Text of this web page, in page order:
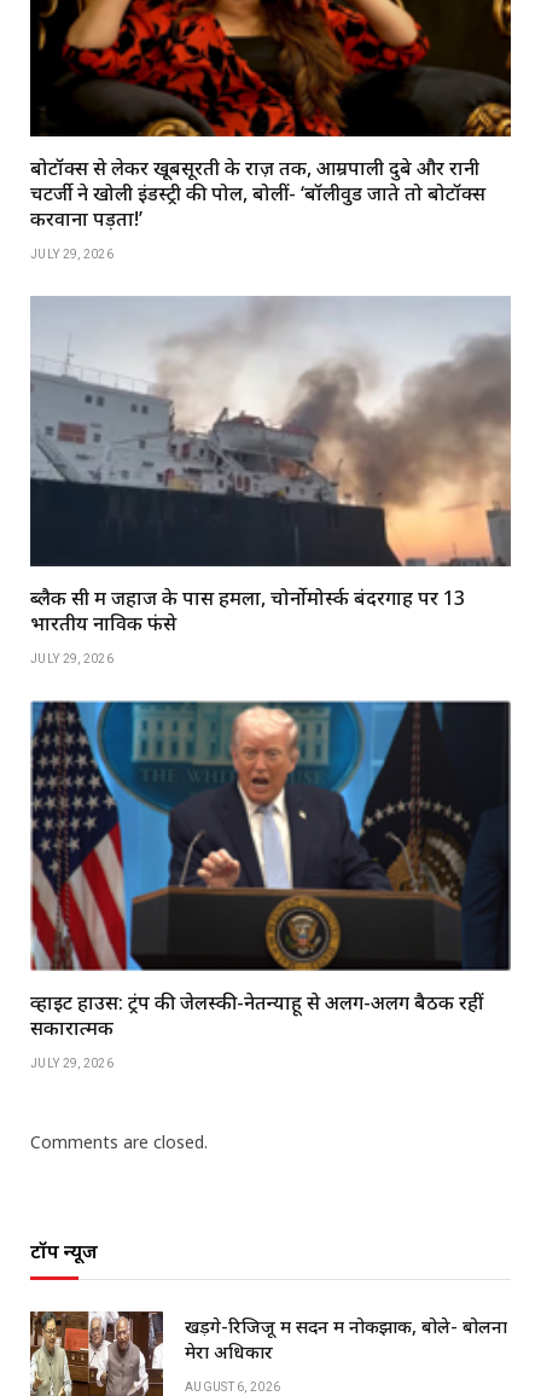
बोटॉक्स से लेकर खूबसूरती के राज़ तक, आम्रपाली दुबे और रानी
चटर्जी ने खोली इंडस्ट्री की पोल, बोलीं- ‘बॉलीवुड जाते तो बोटॉक्स
करवाना पड़ता!’
JULY 29, 2026
ब्लैक सी में जहाज के पास हमला, चोर्नोमोर्स्क बंदरगाह पर 13
भारतीय नाविक फंसे
JULY 29, 2026
व्हाइट हाउस: ट्रंप की जेलेंस्की-नेतन्याहू से अलग-अलग बैठकें रहीं
सकारात्मक
JULY 29, 2026
Comments are closed.
टॉप न्यूज
खड़गे-रिजिजू में सदन में नोकझोंक, बोले- बोलना
मेरा अधिकार
AUGUST 6, 2026